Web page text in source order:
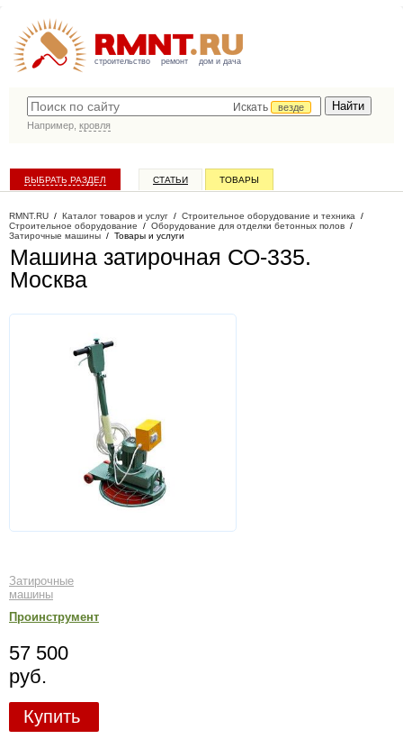
строительство ремонт дом и дача
Искать
везде
Например, кровля
ВЫБРАТЬ РАЗДЕЛ СТАТЬИ ТОВАРЫ
RMNT.RU / Каталог товаров и услуг / Строительное оборудование и техника /
Строительное оборудование / Оборудование для отделки бетонных полов /
Затирочные машины / Товары и услуги
Машина затирочная СО-335.
Москва
Затирочные
машины
Проинструмент
57 500
руб.
Купить